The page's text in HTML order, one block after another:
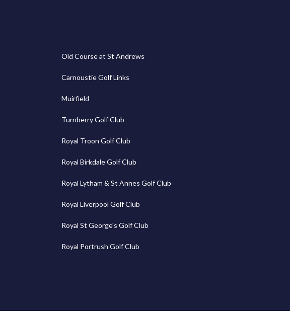
Old Course at St Andrews
Carnoustie Golf Links
Muirfield
Turnberry Golf Club
Royal Troon Golf Club
Royal Birkdale Golf Club
Royal Lytham & St Annes Golf Club
Royal Liverpool Golf Club
Royal St George's Golf Club
Royal Portrush Golf Club